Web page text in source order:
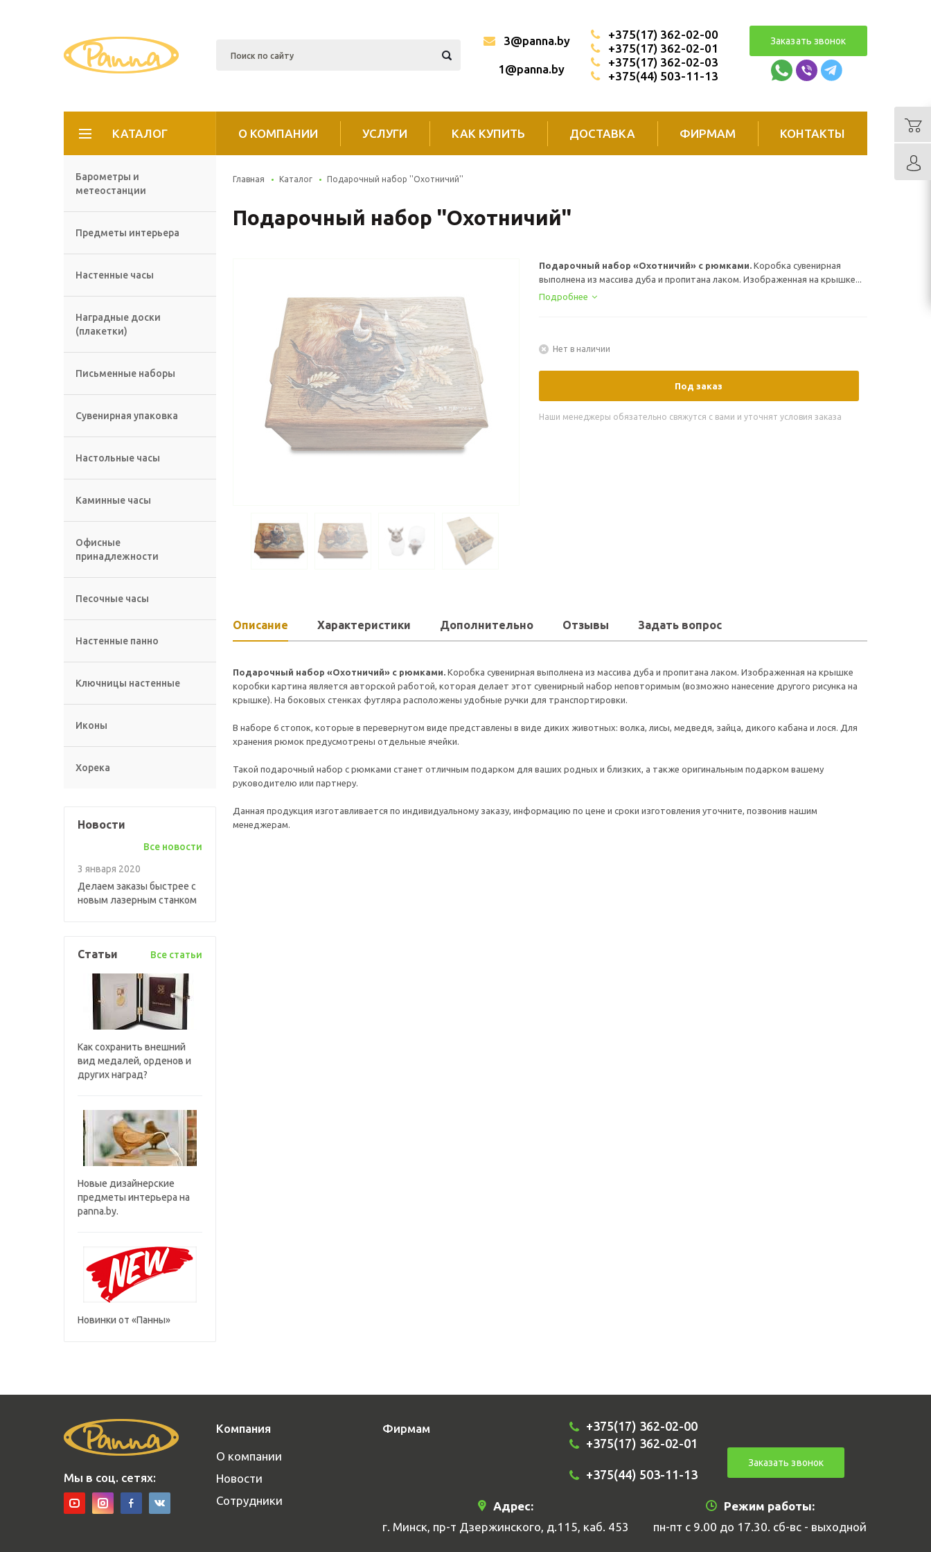
3@panna.by
1@panna.by
+375(17) 362-02-00
+375(17) 362-02-01
+375(17) 362-02-03
+375(44) 503-11-13
Заказать звонок
КАТАЛОГ О КОМПАНИИ УСЛУГИ КАК КУПИТЬ ДОСТАВКА ФИРМАМ КОНТАКТЫ
Барометры и
метеостанции
Предметы интерьера
Настенные часы
Наградные доски
(плакетки)
Письменные наборы
Сувенирная упаковка
Настольные часы
Каминные часы
Офисные
принадлежности
Песочные часы
Настенные панно
Ключницы настенные
Иконы
Хорека
Новости
Все новости
3 января 2020
Делаем заказы быстрее с
новым лазерным станком
Статьи Все статьи
Как сохранить внешний
вид медалей, орденов и
других наград?
Новые дизайнерские
предметы интерьера на
panna.by.
Новинки от «Панны»
Главная Каталог Подарочный набор ''Охотничий''
Подарочный набор ''Охотничий''
Подарочный набор «Охотничий» с рюмками. Коробка сувенирная
выполнена из массива дуба и пропитана лаком. Изображенная на крышке...
Подробнее
Нет в наличии
Под заказ
Наши менеджеры обязательно свяжутся с вами и уточнят условия заказа
Описание Характеристики Дополнительно Отзывы Задать вопрос
Подарочный набор «Охотничий» с рюмками. Коробка сувенирная выполнена из массива дуба и пропитана лаком. Изображенная на крышке
коробки картина является авторской работой, которая делает этот сувенирный набор неповторимым (возможно нанесение другого рисунка на
крышке). На боковых стенках футляра расположены удобные ручки для транспортировки.
В наборе 6 стопок, которые в перевернутом виде представлены в виде диких животных: волка, лисы, медведя, зайца, дикого кабана и лося. Для
хранения рюмок предусмотрены отдельные ячейки.
Такой подарочный набор с рюмками станет отличным подарком для ваших родных и близких, а также оригинальным подарком вашему
руководителю или партнеру.
Данная продукция изготавливается по индивидуальному заказу, информацию по цене и сроки изготовления уточните, позвонив нашим
менеджерам.
Мы в соц. сетях:
Компания Фирмам
О компании
Новости
Сотрудники
+375(17) 362-02-00
+375(17) 362-02-01
+375(44) 503-11-13
Заказать звонок
Адрес:
г. Минск, пр-т Дзержинского, д.115, каб. 453
Режим работы:
пн-пт с 9.00 до 17.30. сб-вс - выходной